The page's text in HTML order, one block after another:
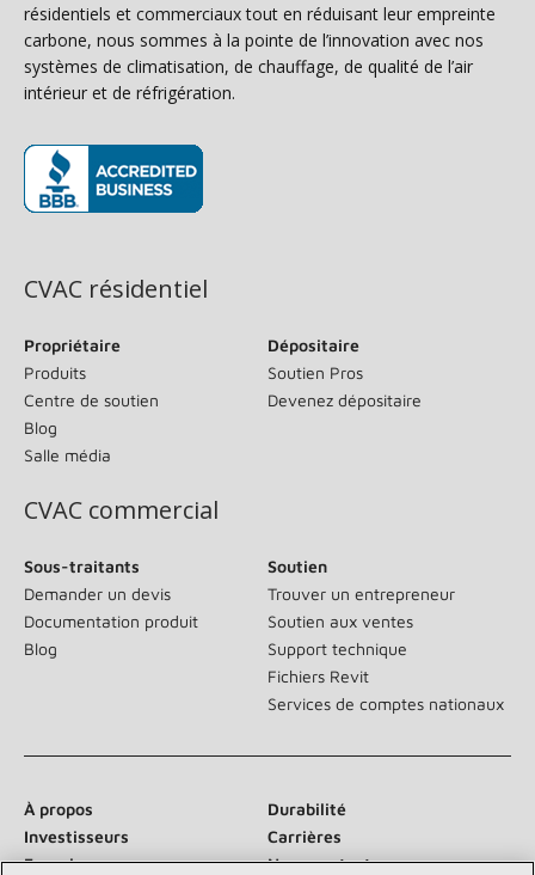
résidentiels et commerciaux tout en réduisant leur empreinte
carbone, nous sommes à la pointe de l’innovation avec nos
systèmes de climatisation, de chauffage, de qualité de l’air
intérieur et de réfrigération.
CVAC résidentiel
Propriétaire
Produits
Centre de soutien
Blog
Salle média
Dépositaire
Soutien Pros
Devenez dépositaire
CVAC commercial
Sous-traitants
Demander un devis
Documentation produit
Blog
Soutien
Trouver un entrepreneur
Soutien aux ventes
Support technique
Fichiers Revit
Services de comptes nationaux
À propos
Durabilité
Investisseurs
Carrières
Fournisseurs
Nous contacter